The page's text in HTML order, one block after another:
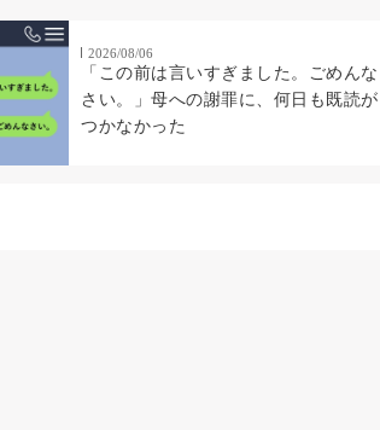
2026/08/06
「この前は言いすぎました。ごめんな
さい。」母への謝罪に、何日も既読が
つかなかった